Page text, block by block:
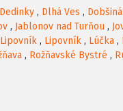
Dedinky , Dlhá Ves , Dobšiná
, Jablonov nad Turňou ,
Lipovník , Lipovník , Lúčka ,
, Rožňavské Bystré ,